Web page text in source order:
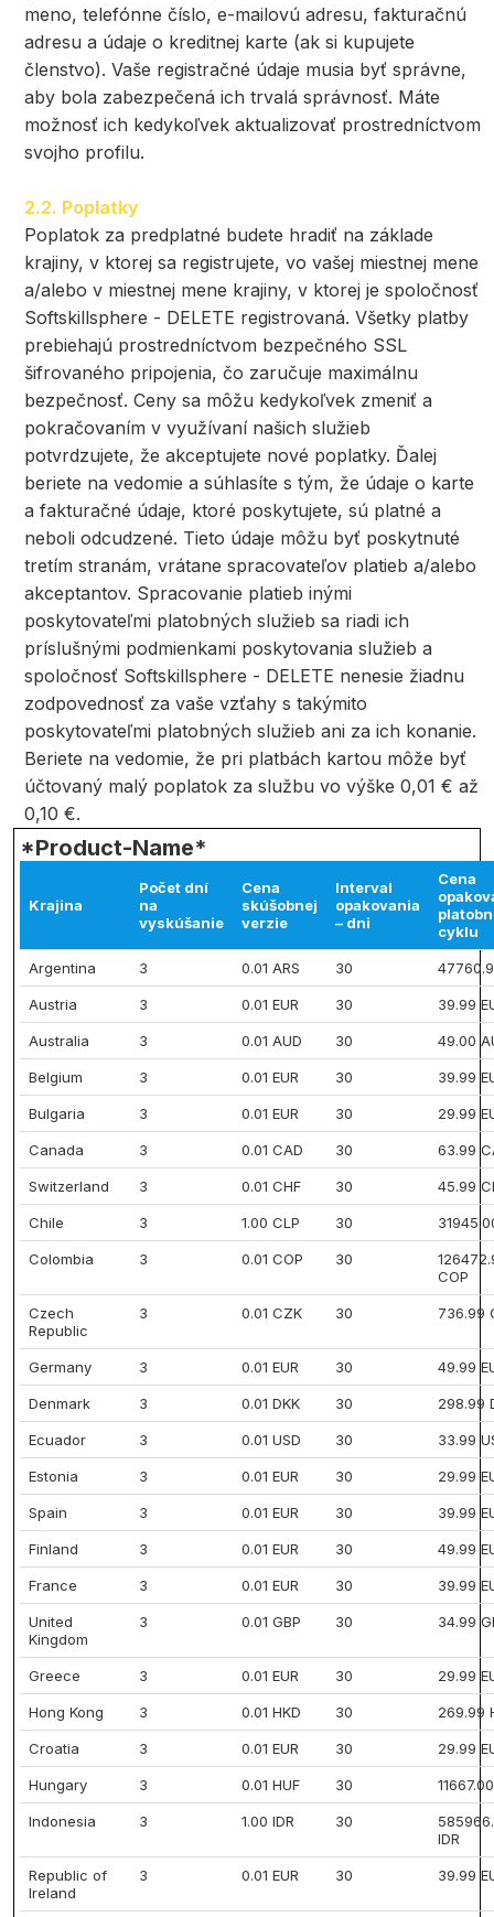
meno, telefónne číslo, e-mailovú adresu, fakturačnú
adresu a údaje o kreditnej karte (ak si kupujete
členstvo). Vaše registračné údaje musia byť správne,
aby bola zabezpečená ich trvalá správnosť. Máte
možnosť ich kedykoľvek aktualizovať prostredníctvom
svojho profilu.
2.2. Poplatky
Poplatok za predplatné budete hradiť na základe
krajiny, v ktorej sa registrujete, vo vašej miestnej mene
a/alebo v miestnej mene krajiny, v ktorej je spoločnosť
Softskillsphere - DELETE registrovaná. Všetky platby
prebiehajú prostredníctvom bezpečného SSL
šifrovaného pripojenia, čo zaručuje maximálnu
bezpečnosť. Ceny sa môžu kedykoľvek zmeniť a
pokračovaním v využívaní našich služieb
potvrdzujete, že akceptujete nové poplatky. Ďalej
beriete na vedomie a súhlasíte s tým, že údaje o karte
a fakturačné údaje, ktoré poskytujete, sú platné a
neboli odcudzené. Tieto údaje môžu byť poskytnuté
tretím stranám, vrátane spracovateľov platieb a/alebo
akceptantov. Spracovanie platieb inými
poskytovateľmi platobných služieb sa riadi ich
príslušnými podmienkami poskytovania služieb a
spoločnosť Softskillsphere - DELETE nenesie žiadnu
zodpovednosť za vaše vzťahy s takýmito
poskytovateľmi platobných služieb ani za ich konanie.
Beriete na vedomie, že pri platbách kartou môže byť
účtovaný malý poplatok za službu vo výške 0,01 € až
0,10 €.
*Product-Name*
Krajina
Počet dní
na
vyskúšanie
Cena
skúšobnej
verzie
Interval
opakovania
– dni
Cena
cyklu
Argentina 3 0.01 ARS 30
Austria 3 0.01 EUR 30 39.99
Australia 3 0.01 AUD 30 49.00
Belgium 3 0.01 EUR 30 39.99
Bulgaria 3 0.01 EUR 30 29.99
Canada 3 0.01 CAD 30 63.99
Switzerland 3 0.01 CHF 30 45.99
Chile 3 1.00 CLP 30
Colombia 3 0.01 COP 30
COP
Czech
Republic
3 0.01 CZK 30 736.99
Germany 3 0.01 EUR 30 49.99
Denmark 3 0.01 DKK 30 298.99
Ecuador 3 0.01 USD 30 33.99
Estonia 3 0.01 EUR 30 29.99
Spain 3 0.01 EUR 30 39.99
Finland 3 0.01 EUR 30 49.99
France 3 0.01 EUR 30 39.99
United
Kingdom
3 0.01 GBP 30 34.99
Greece 3 0.01 EUR 30 29.99
Hong Kong 3 0.01 HKD 30 269.99
Croatia 3 0.01 EUR 30 29.99
Hungary 3 0.01 HUF 30
Indonesia 3 1.00 IDR 30
IDR
Republic of
Ireland
3 0.01 EUR 30 39.99